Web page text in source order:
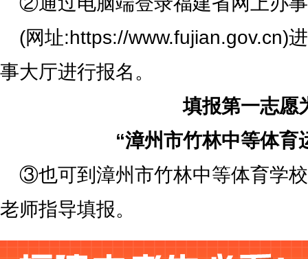
(网址:https://www.fujian.gov.cn)
事大厅进行报名。
填报第一志愿
“漳州市竹林中等体育
③也可到漳州市竹林中等体育学
老师指导填报。